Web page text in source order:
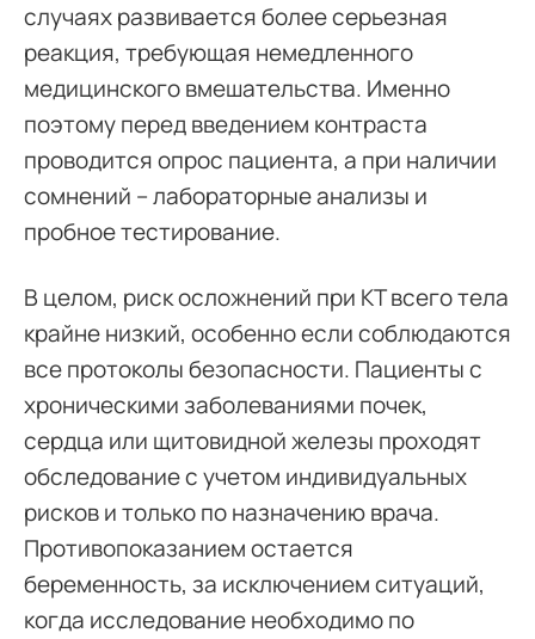
случаях развивается более серьезная
реакция, требующая немедленного
медицинского вмешательства. Именно
поэтому перед введением контраста
проводится опрос пациента, а при наличии
сомнений – лабораторные анализы и
пробное тестирование.
В целом, риск осложнений при КТ всего тела
крайне низкий, особенно если соблюдаются
все протоколы безопасности. Пациенты с
хроническими заболеваниями почек,
сердца или щитовидной железы проходят
обследование с учетом индивидуальных
рисков и только по назначению врача.
Противопоказанием остается
беременность, за исключением ситуаций,
когда исследование необходимо по